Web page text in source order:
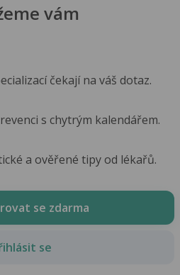
vám
čekají na váš dotaz.
s chytrým kalendářem.
a ověřené tipy od lékařů.
se zdarma
se